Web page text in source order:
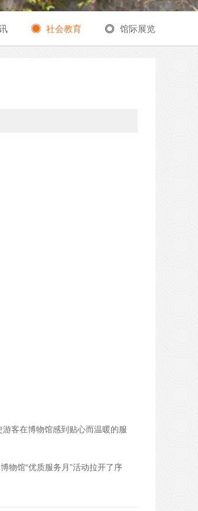
社会教育 馆际展览
客在博物馆感到贴心而温暖的服
物馆“优质服务月”活动拉开了序